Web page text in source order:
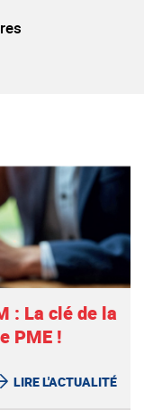
: La clé de la
PME !
LIRE L'ACTUALITÉ